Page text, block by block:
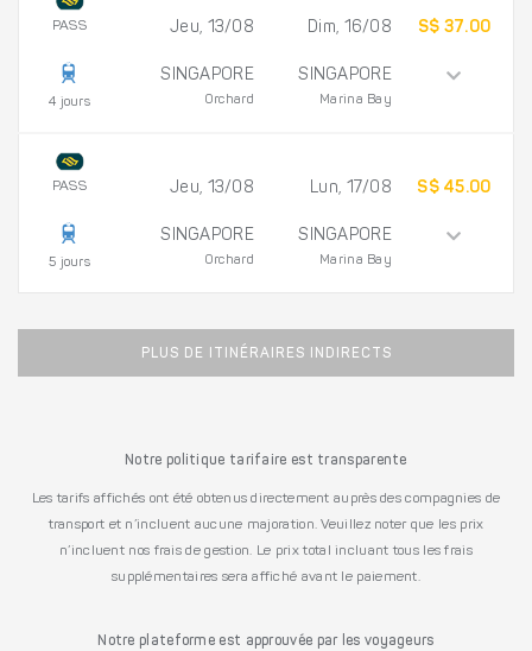
PASS
4 jours
Jeu, 13/08
SINGAPORE
Orchard
Dim, 16/08
SINGAPORE
Marina Bay
S$ 37.00
PASS
5 jours
Jeu, 13/08
SINGAPORE
Orchard
Lun, 17/08
SINGAPORE
Marina Bay
S$ 45.00
PLUS DE ITINÉRAIRES INDIRECTS
Notre politique tarifaire est transparente
Les tarifs affichés ont été obtenus directement auprès des compagnies de
transport et n’incluent aucune majoration. Veuillez noter que les prix
n’incluent nos frais de gestion. Le prix total incluant tous les frais
supplémentaires sera affiché avant le paiement.
Notre plateforme est approuvée par les voyageurs